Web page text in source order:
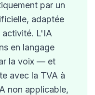
par un
adaptée
activité. L'IA
en langage
la voix — et
avec la TVA à
non applicable,